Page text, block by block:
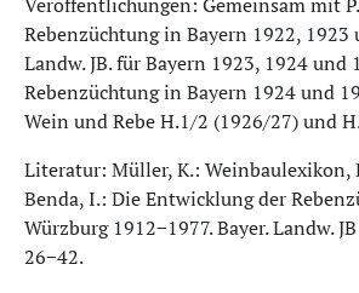
Rebenzüchtung in Bayern 1922, 1923
Landw. JB. für Bayern 1923, 1924 und
Rebenzüchtung in Bayern 1924 und
Wein und Rebe H.1/2 (1926/27) und
Literatur: Müller, K.: Weinbaulexikon,
Benda, I.: Die Entwicklung der
Würzburg 1912−1977. Bayer. Landw.
26−42.